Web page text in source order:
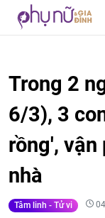
Trong 2
6/3), 3
rồng',
nhà
Tâm linh - Tử vi